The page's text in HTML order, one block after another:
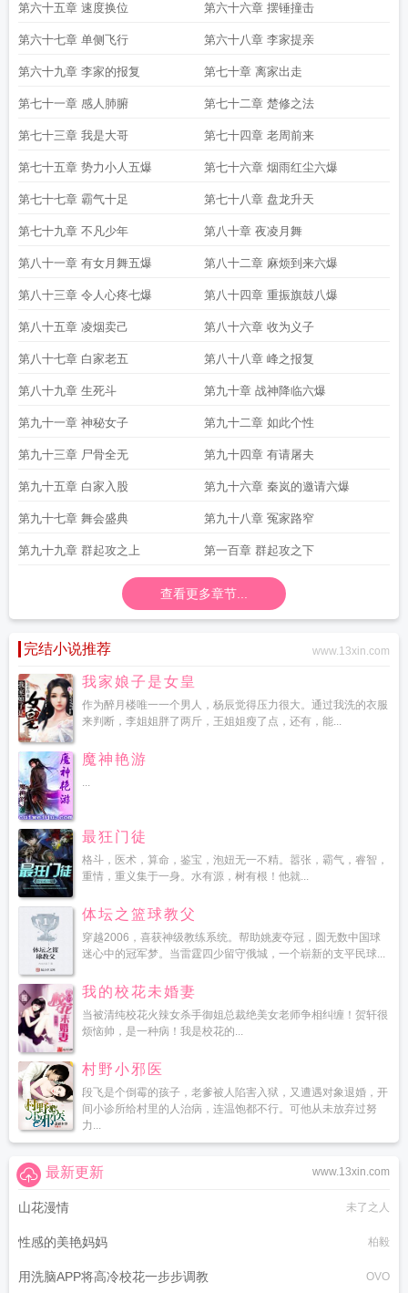
第六十五章 速度换位 第六十六章 摆锤撞击
第六十七章 单侧飞行 第六十八章 李家提亲
第六十九章 李家的报复 第七十章 离家出走
第七十一章 感人肺腑 第七十二章 楚修之法
第七十三章 我是大哥 第七十四章 老周前来
第七十五章 势力小人五爆 第七十六章 烟雨红尘六爆
第七十七章 霸气十足 第七十八章 盘龙升天
第七十九章 不凡少年 第八十章 夜凌月舞
第八十一章 有女月舞五爆 第八十二章 麻烦到来六爆
第八十三章 令人心疼七爆 第八十四章 重振旗鼓八爆
第八十五章 凌烟卖己 第八十六章 收为义子
第八十七章 白家老五 第八十八章 峰之报复
第八十九章 生死斗 第九十章 战神降临六爆
第九十一章 神秘女子 第九十二章 如此个性
第九十三章 尸骨全无 第九十四章 有请屠夫
第九十五章 白家入股 第九十六章 秦岚的邀请六爆
第九十七章 舞会盛典 第九十八章 冤家路窄
第九十九章 群起攻之上 第一百章 群起攻之下
查看更多章节...
完结小说推荐 www.13xin.com
我家娘子是女皇
作为醉月楼唯一一个男人，杨辰觉得压力很大。通过我洗的衣服
来判断，李姐姐胖了两斤，王姐姐瘦了点，还有，能...
魔神艳游
...
最狂门徒
格斗，医术，算命，鉴宝，泡妞无一不精。嚣张，霸气，睿智，
重情，重义集于一身。水有源，树有根！他就...
体坛之篮球教父
穿越2006，喜获神级教练系统。帮助姚麦夺冠，圆无数中国球
迷心中的冠军梦。当雷霆四少留守俄城，一个崭新的支平民球...
我的校花未婚妻
当被清纯校花火辣女杀手御姐总裁绝美女老师争相纠缠！贺轩很
烦恼帅，是一种病！我是校花的...
村野小邪医
段飞是个倒霉的孩子，老爹被人陷害入狱，又遭遇对象退婚，开
间小诊所给村里的人治病，连温饱都不行。可他从未放弃过努
力...
www.13xin.com
最新更新
山花漫情 未了之人
性感的美艳妈妈 柏毅
用洗脑APP将高冷校花一步步调教 OVO